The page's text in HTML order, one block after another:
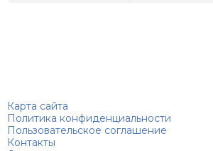
Карта сайта
Политика конфиденциальности
Пользовательское соглашение
Контакты